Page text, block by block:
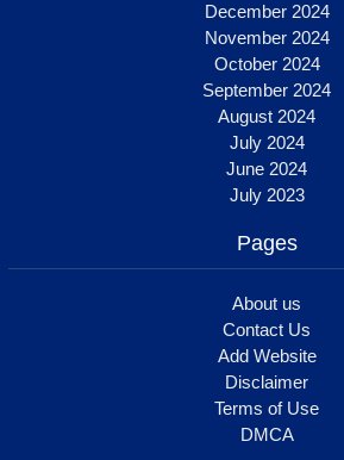
December 2024
November 2024
October 2024
September 2024
August 2024
July 2024
June 2024
July 2023
Pages
About us
Contact Us
Add Website
Disclaimer
Terms of Use
DMCA